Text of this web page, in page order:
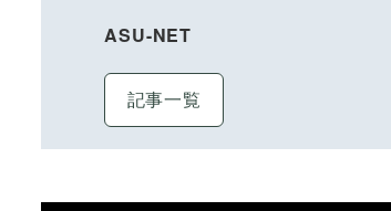
ASU-NET
記事一覧